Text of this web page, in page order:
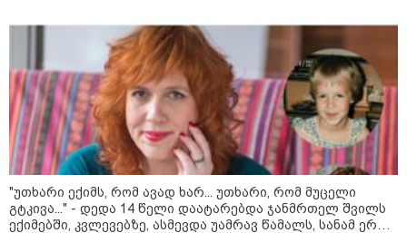
"უთხარი ექიმს, რომ ავად ხარ... უთხარი, რომ მუცელი
გტკივა..." - დედა 14 წელი დაატარებდა ჯანმრთელ შვილს
ექიმებში, კვლევებზე, ასმევდა უამრავ წამალს, სანამ ერთ